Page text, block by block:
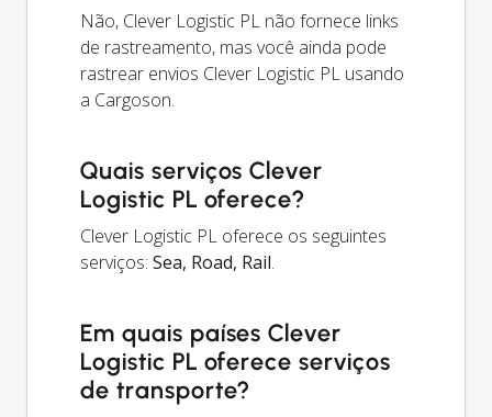
Não, Clever Logistic PL não fornece links
de rastreamento, mas você ainda pode
rastrear envios Clever Logistic PL usando
a Cargoson.
Quais serviços Clever
Logistic PL oferece?
Clever Logistic PL oferece os seguintes
serviços: Sea, Road, Rail.
Em quais países Clever
Logistic PL oferece serviços
de transporte?